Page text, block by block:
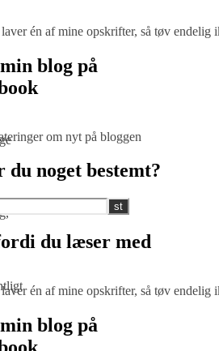
én af mine opskrifter, så tøv endelig
blog på
om nyt på bloggen
du noget bestemt?
du læser med
én af mine opskrifter, så tøv endelig
blog på